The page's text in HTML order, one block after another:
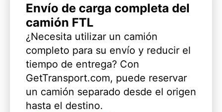
Envío de carga completa del
camión FTL
¿Necesita utilizar un camión
completo para su envío y reducir el
tiempo de entrega? Con
GetTransport.com, puede reservar
un camión separado desde el origen
hasta el destino.